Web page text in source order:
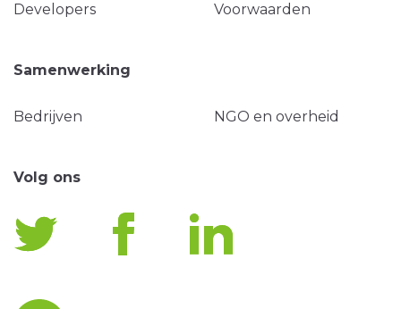
Developers Voorwaarden
Samenwerking
Bedrijven NGO en overheid
Volg ons